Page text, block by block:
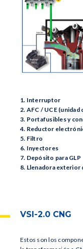
1. Interruptor
2. AFC / UCE
3. Portafusibles y
4. Reductor
5. Filtro
6. Inyectores
7. Depósito para GLP
8. Llenadora exterior
VSI-2.0 CNG
Estos son los